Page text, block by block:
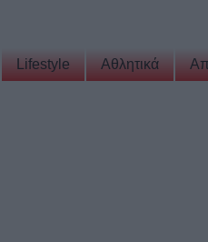
Lifestyle Αθλητικά